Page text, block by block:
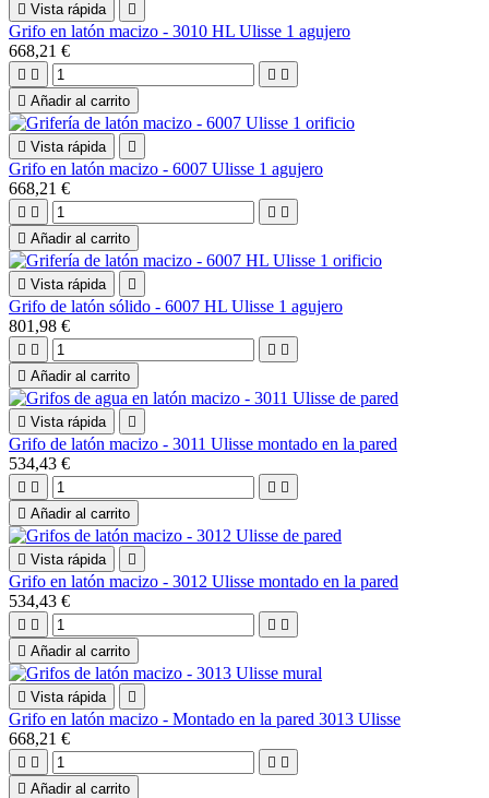
 Vista rápida 
Grifo en latón macizo - 3010 HL Ulisse 1 agujero
668,21 €
   
 Añadir al carrito
 Vista rápida 
Grifo en latón macizo - 6007 Ulisse 1 agujero
668,21 €
   
 Añadir al carrito
 Vista rápida 
Grifo de latón sólido - 6007 HL Ulisse 1 agujero
801,98 €
   
 Añadir al carrito
 Vista rápida 
Grifo de latón macizo - 3011 Ulisse montado en la pared
534,43 €
   
 Añadir al carrito
 Vista rápida 
Grifo en latón macizo - 3012 Ulisse montado en la pared
534,43 €
   
 Añadir al carrito
 Vista rápida 
Grifo en latón macizo - Montado en la pared 3013 Ulisse
668,21 €
   
 Añadir al carrito